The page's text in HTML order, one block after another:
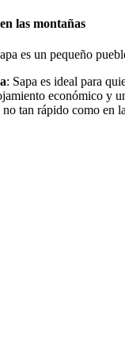
las montañas
es un pequeño
: Sapa es ideal para
económico y
no tan rápido como en